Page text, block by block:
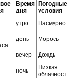
Время
дня
Погодные
условия
утро Пасмурно
день Морось
вечер Дождь
ночь
Низкая